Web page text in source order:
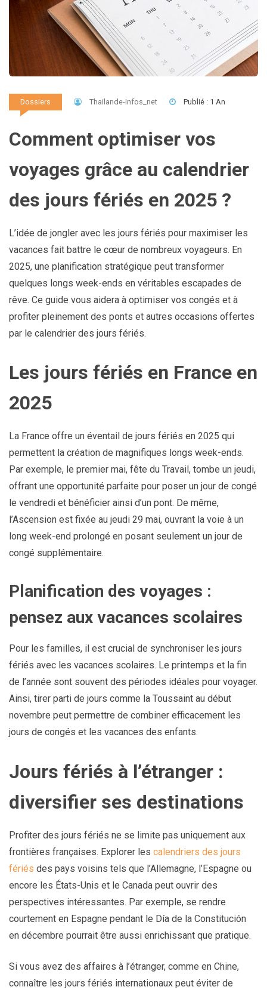
Dossiers Thailande-Infos_net Publié : 1 An
Comment optimiser vos
voyages grâce au calendrier
des jours fériés en 2025 ?
L’idée de jongler avec les jours fériés pour maximiser les
vacances fait battre le cœur de nombreux voyageurs. En
2025, une planification stratégique peut transformer
quelques longs week-ends en véritables escapades de
rêve. Ce guide vous aidera à optimiser vos congés et à
profiter pleinement des ponts et autres occasions offertes
par le calendrier des jours fériés.
Les jours fériés en France en
2025
La France offre un éventail de jours fériés en 2025 qui
permettent la création de magnifiques longs week-ends.
Par exemple, le premier mai, fête du Travail, tombe un jeudi,
offrant une opportunité parfaite pour poser un jour de congé
le vendredi et bénéficier ainsi d’un pont. De même,
l’Ascension est fixée au jeudi 29 mai, ouvrant la voie à un
long week-end prolongé en posant seulement un jour de
congé supplémentaire.
Planification des voyages :
pensez aux vacances scolaires
Pour les familles, il est crucial de synchroniser les jours
fériés avec les vacances scolaires. Le printemps et la fin
de l’année sont souvent des périodes idéales pour voyager.
Ainsi, tirer parti de jours comme la Toussaint au début
novembre peut permettre de combiner efficacement les
jours de congés et les vacances des enfants.
Jours fériés à l’étranger :
diversifier ses destinations
Profiter des jours fériés ne se limite pas uniquement aux
frontières françaises. Explorer les calendriers des jours
fériés des pays voisins tels que l’Allemagne, l’Espagne ou
encore les États-Unis et le Canada peut ouvrir des
perspectives intéressantes. Par exemple, se rendre
courtement en Espagne pendant le Día de la Constitución
en décembre pourrait être aussi enrichissant que pratique.
Si vous avez des affaires à l’étranger, comme en Chine,
connaître les jours fériés internationaux peut éviter de